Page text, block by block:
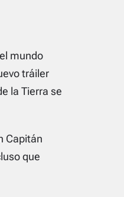
mundo
tráiler
la Tierra se
Capitán
que